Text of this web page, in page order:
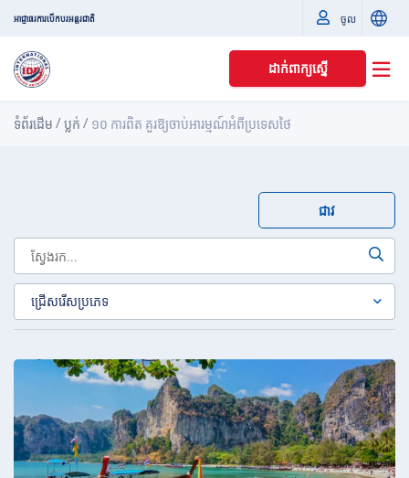
អាជ្ញាធរការបើកបរអន្តរជាតិ ចូល
ដាក់ពាក្យស្នើ
ទំព័រដើម /ប្លក់ / ១០ ការពិត គួរឱ្យចាប់អារម្មណ៍អំពីប្រទេសថៃ
ជាវ